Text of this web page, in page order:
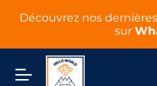
Découvrez nos
sur